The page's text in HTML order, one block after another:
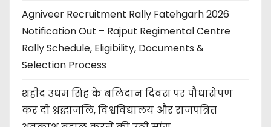
Agniveer Recruitment Rally Fatehgarh 2026
Notification Out – Rajput Regimental Centre
Rally Schedule, Eligibility, Documents &
Selection Process
शहीद उधम सिंह के बलिदान दिवस पर पौधारोपण
कर दी श्रद्धांजलि, विश्वविद्यालय और राजपत्रित